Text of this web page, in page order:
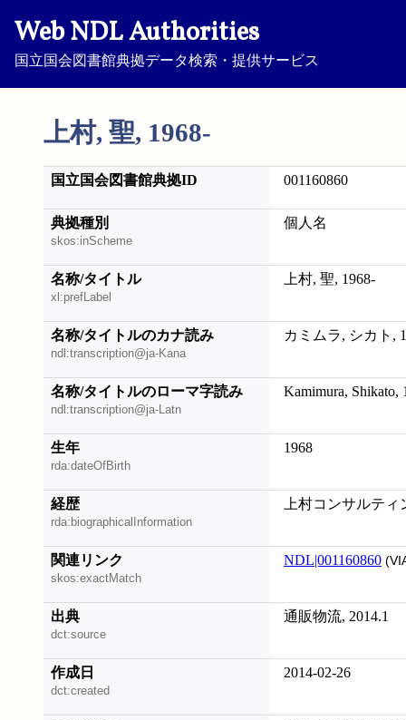
Web NDL Authorities
国立国会図書館典拠データ検索・提供サービス
上村, 聖, 1968-
国立国会図書館典拠ID 001160860
典拠種別
skos:inScheme
個人名
名称/タイトル
xl:prefLabel
上村, 聖, 1968-
名称/タイトルのカナ読み
ndl:transcription@ja-Kana
カミムラ, シカト,
名称/タイトルのローマ字読み
ndl:transcription@ja-Latn
Kamimura, Shikato,
生年
rda:dateOfBirth
1968
経歴
rda:biographicalInformation
上村コンサルテ
関連リンク
skos:exactMatch
NDL|001160860
出典
dct:source
通販物流, 2014.1
作成日
dct:created
2014-02-26